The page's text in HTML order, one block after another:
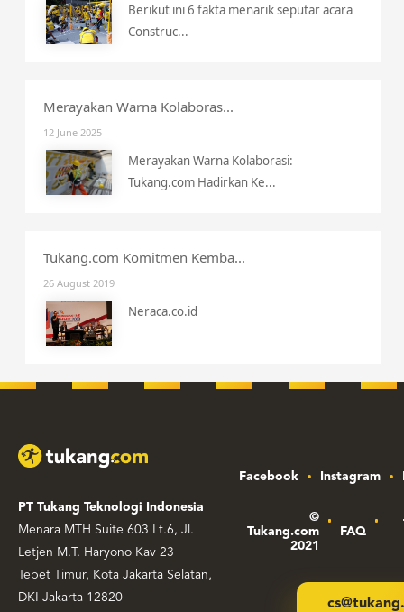
Berikut ini 6 fakta menarik seputar acara
Construc...
Merayakan Warna Kolaboras...
12 June 2025
Merayakan Warna Kolaborasi:
Tukang.com Hadirkan Ke...
Tukang.com Komitmen Kemba...
26 August 2019
Neraca.co.id
PT Tukang Teknologi Indonesia
Menara MTH Suite 603 Lt.6, Jl.
Letjen M.T. Haryono Kav 23
Tebet Timur, Kota Jakarta Selatan,
DKI Jakarta 12820
Facebook Instagram
©
Tukang.com
2021
FAQ